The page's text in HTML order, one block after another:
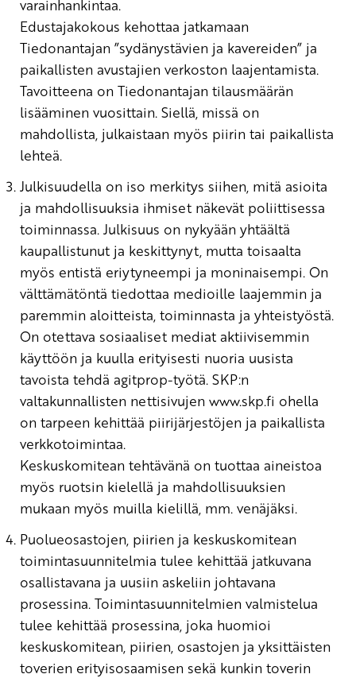
varainhankintaa.
Edustajakokous kehottaa jatkamaan
Tiedonantajan ”sydänystävien ja kavereiden” ja
paikallisten avustajien verkoston laajentamista.
Tavoitteena on Tiedonantajan tilausmäärän
lisääminen vuosittain. Siellä, missä on
mahdollista, julkaistaan myös piirin tai paikallista
lehteä.
Julkisuudella on iso merkitys siihen, mitä asioita
ja mahdollisuuksia ihmiset näkevät poliittisessa
toiminnassa. Julkisuus on nykyään yhtäältä
kaupallistunut ja keskittynyt, mutta toisaalta
myös entistä eriytyneempi ja moninaisempi. On
välttämätöntä tiedottaa medioille laajemmin ja
paremmin aloitteista, toiminnasta ja yhteistyöstä.
On otettava sosiaaliset mediat aktiivisemmin
käyttöön ja kuulla erityisesti nuoria uusista
tavoista tehdä agitprop-työtä. SKP:n
valtakunnallisten nettisivujen www.skp.fi ohella
on tarpeen kehittää piirijärjestöjen ja paikallista
verkkotoimintaa.
Keskuskomitean tehtävänä on tuottaa aineistoa
myös ruotsin kielellä ja mahdollisuuksien
mukaan myös muilla kielillä, mm. venäjäksi.
Puolueosastojen, piirien ja keskuskomitean
toimintasuunnitelmia tulee kehittää jatkuvana
osallistavana ja uusiin askeliin johtavana
prosessina. Toimintasuunnitelmien valmistelua
tulee kehittää prosessina, joka huomioi
keskuskomitean, piirien, osastojen ja yksittäisten
toverien erityisosaamisen sekä kunkin toverin